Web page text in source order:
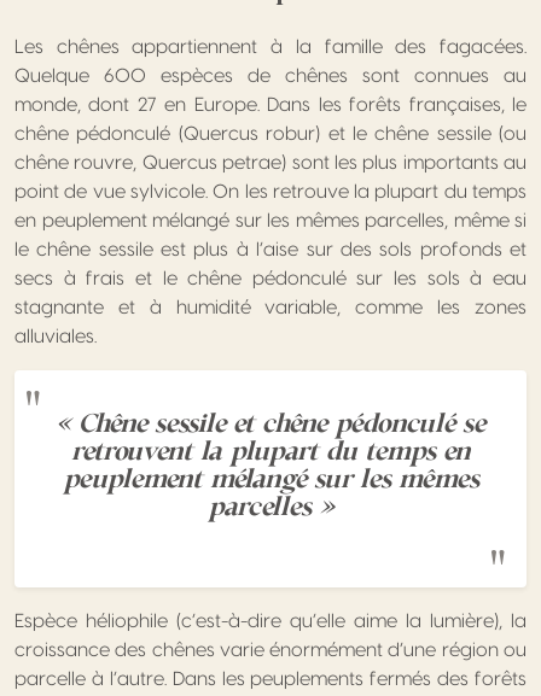
Les chênes appartiennent à la famille des fagacées.
Quelque 600 espèces de chênes sont connues au
monde, dont 27 en Europe. Dans les forêts françaises, le
chêne pédonculé (Quercus robur) et le chêne sessile (ou
chêne rouvre, Quercus petrae) sont les plus importants au
point de vue sylvicole. On les retrouve la plupart du temps
en peuplement mélangé sur les mêmes parcelles, même si
le chêne sessile est plus à l’aise sur des sols profonds et
secs à frais et le chêne pédonculé sur les sols à eau
stagnante et à humidité variable, comme les zones
alluviales.
« Chêne sessile et chêne pédonculé se
retrouvent la plupart du temps en
peuplement mélangé sur les mêmes
parcelles »
Espèce héliophile (c’est-à-dire qu’elle aime la lumière), la
croissance des chênes varie énormément d’une région ou
parcelle à l’autre. Dans les peuplements fermés des forêts